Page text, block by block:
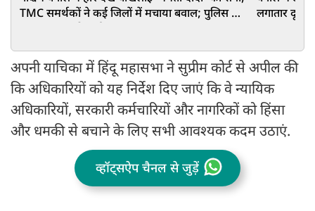
TMC समर्थकों ने कई जिलों में मचाया बवाल; पुलिस को
लगातार
अपनी याचिका में हिंदू महासभा ने सुप्रीम कोर्ट से अपील की
कि अधिकारियों को यह निर्देश दिए जाएं कि वे न्यायिक
अधिकारियों, सरकारी कर्मचारियों और नागरिकों को हिंसा
और धमकी से बचाने के लिए सभी आवश्यक कदम उठाएं.
व्हॉट्सऐप चैनल से जुड़ें